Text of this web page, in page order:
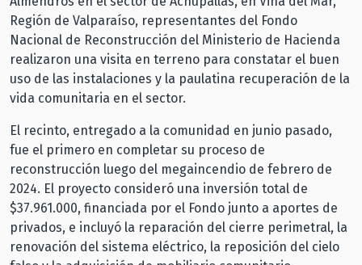
Región de Valparaíso, representantes del Fondo
Nacional de Reconstrucción del Ministerio de Hacienda
realizaron una visita en terreno para constatar el buen
uso de las instalaciones y la paulatina recuperación de la
vida comunitaria en el sector.
El recinto, entregado a la comunidad en junio pasado,
fue el primero en completar su proceso de
reconstrucción luego del megaincendio de febrero de
2024. El proyecto consideró una inversión total de
$37.961.000, financiada por el Fondo junto a aportes de
privados, e incluyó la reparación del cierre perimetral, la
renovación del sistema eléctrico, la reposición del cielo